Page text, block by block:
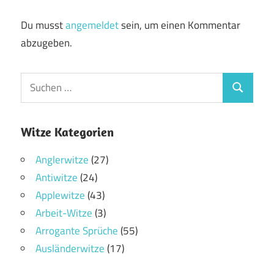
Du musstangemeldetsein, um einen Kommentar
abzugeben.
Witze Kategorien
Anglerwitze(27)
Antiwitze(24)
Applewitze(43)
Arbeit-Witze(3)
Arrogante Sprüche(55)
Ausländerwitze(17)